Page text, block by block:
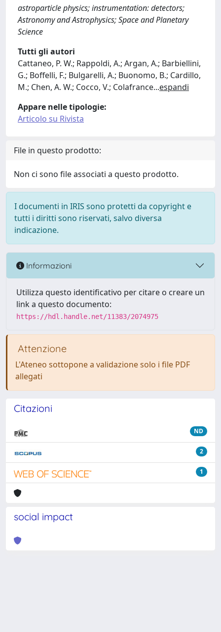
astroparticle physics; instrumentation: detectors;
Astronomy and Astrophysics; Space and Planetary
Science
Tutti gli autori
Cattaneo, P. W.; Rappoldi, A.; Argan, A.; Barbiellini,
G.; Boffelli, F.; Bulgarelli, A.; Buonomo, B.; Cardillo,
M.; Chen, A. W.; Cocco, V.; Colafrance...espandi
Appare nelle tipologie:
Articolo su Rivista
File in questo prodotto:
Non ci sono file associati a questo prodotto.
I documenti in IRIS sono protetti da copyright e
tutti i diritti sono riservati, salvo diversa
indicazione.
Informazioni
Utilizza questo identificativo per citare o creare un
link a questo documento:
https://hdl.handle.net/11383/2074975
Attenzione
L'Ateneo sottopone a validazione solo i file PDF
allegati
Citazioni
ND
2
1
social impact